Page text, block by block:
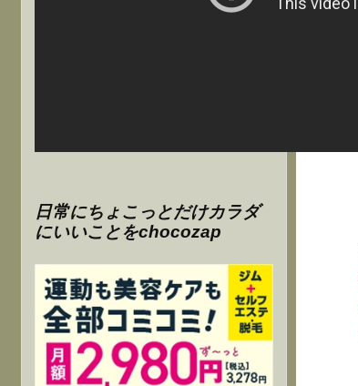
日常にちょこっとだけカラダ
にいいことをchocozap